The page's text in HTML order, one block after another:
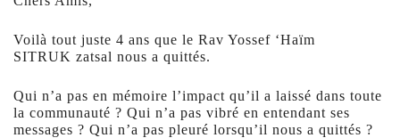
Voilà tout juste 4 ans que le Rav Yossef ‘Haïm
SITRUK zatsal nous a quittés.
Qui n’a pas en mémoire l’impact qu’il a laissé dans toute
la communauté ? Qui n’a pas vibré en entendant ses
messages ? Qui n’a pas pleuré lorsqu’il nous a quittés ?